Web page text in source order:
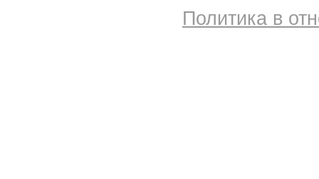
Политика в